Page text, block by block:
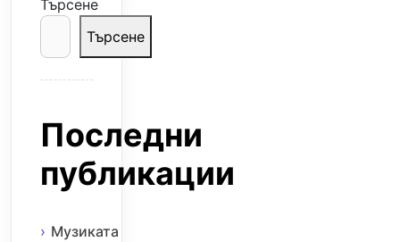
Търсене
Търсене
Последни
публикации
Музиката